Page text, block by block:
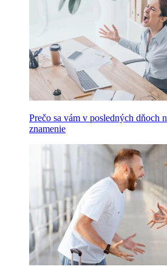
Prečo sa vám v posledných dňoch
znamenie